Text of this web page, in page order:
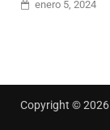
enero 5, 2024
Copyright © 2026